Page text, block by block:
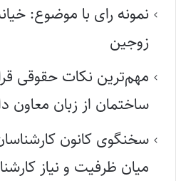
نمونه رای با موضوع:
زوجین
مهم‌ترین نکات حقوقی
ساختمان از زبان معاون
سخنگوی کانون
میان ظرفیت و نیاز